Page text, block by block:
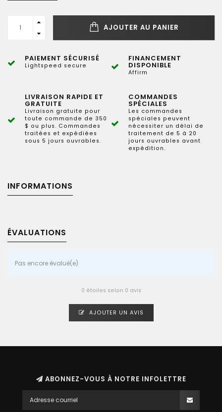
AJOUTER AU PANIER
PAIEMENT SÉCURISÉ
Lightspeed secure
FINANCEMENT
DISPONIBLE
Affirm
LIVRAISON RAPIDE ET
GRATUITE
Livraison gratuite pour
toute commande de 350
$ ou plus. Commandes
traitées et expédiées
sous 5 jours ouvrables.
COMMANDES
SPÉCIALES
Les commandes
spéciales peuvent
nécessiter un délai de
traitement de 5 à 20
jours ouvrables avant
expédition.
INFORMATIONS
ÉVALUATIONS
Pas encore évalué(e)
0 étoiles selon 0 avis
AJOUTER UN AVIS
ABONNEZ-VOUS À NOTRE INFOLETTRE